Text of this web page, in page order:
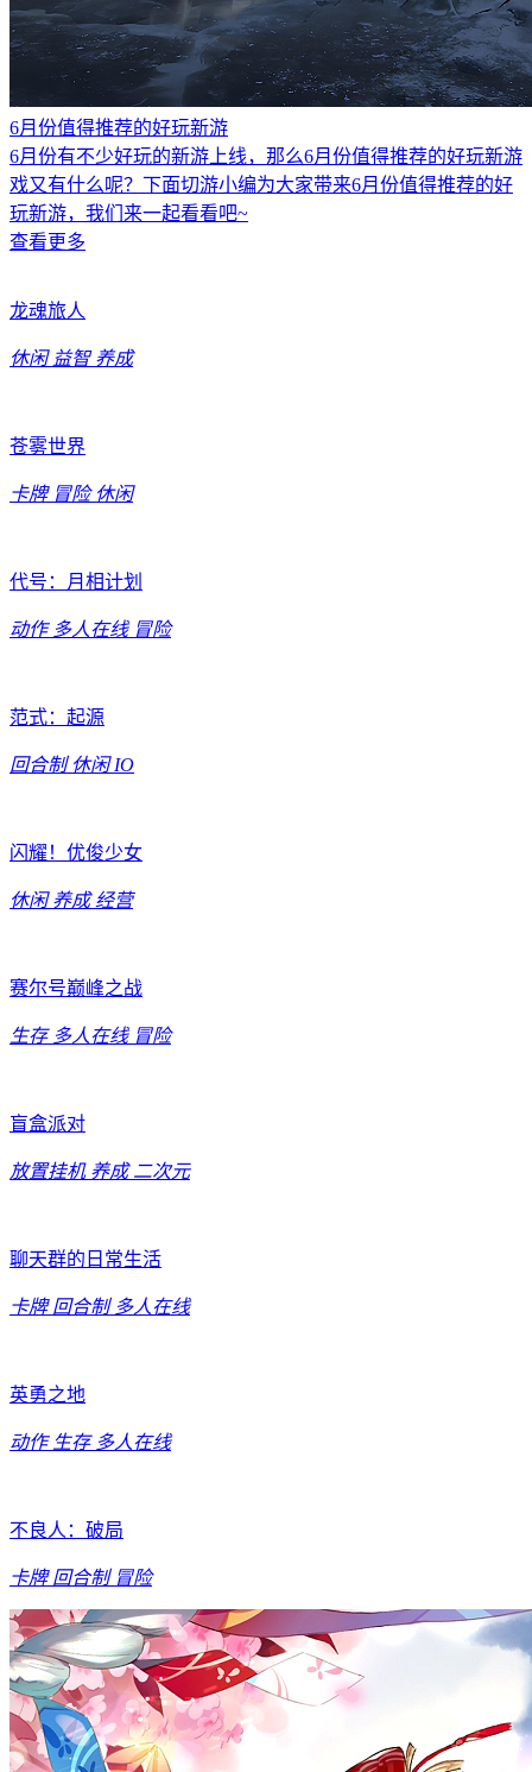
6月份值得推荐的好玩新游
6月份有不少好玩的新游上线，那么6月份值得推荐的好玩新游
戏又有什么呢？下面切游小编为大家带来6月份值得推荐的好
玩新游，我们来一起看看吧~
查看更多
龙魂旅人
休闲 益智 养成
苍雾世界
卡牌 冒险 休闲
代号：月相计划
动作 多人在线 冒险
范式：起源
回合制 休闲 IO
闪耀！优俊少女
休闲 养成 经营
赛尔号巅峰之战
生存 多人在线 冒险
盲盒派对
放置挂机 养成 二次元
聊天群的日常生活
卡牌 回合制 多人在线
英勇之地
动作 生存 多人在线
不良人：破局
卡牌 回合制 冒险